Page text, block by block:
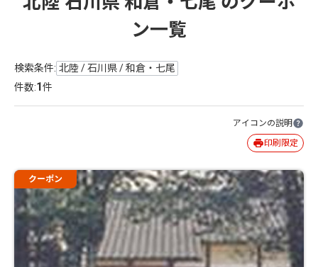
ン一覧
検索条件: 北陸 / 石川県 / 和倉・七尾
件数:1件
アイコンの説明
印刷限定
クーポン